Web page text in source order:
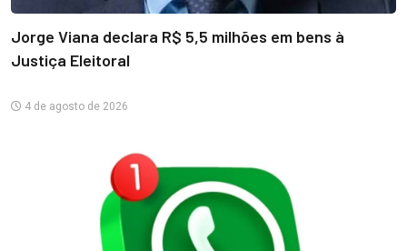
Jorge Viana declara R$ 5,5 milhões em bens à
Justiça Eleitoral
4 de agosto de 2026